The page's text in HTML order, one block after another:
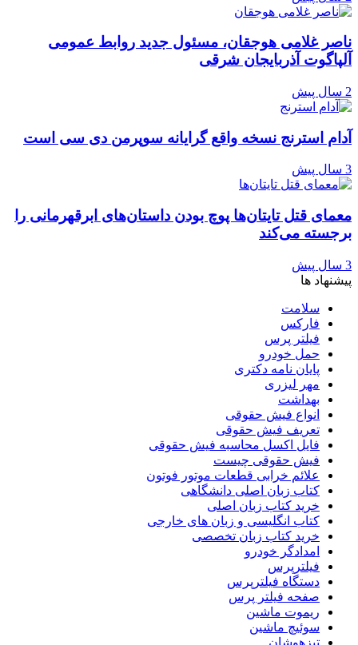
ناصر غلامی هوجقان، مسئول جدید روابط عمومی
آلپاگوت آذربایجان شرقی
2 سال پیش
آدام استرنج نسخه واقع گرایانه سوپرمن دی سی است
3 سال پیش
معمای قتل تایتان‌ها پوچ بودن داستان‌های ابرقهرمانی را
برجسته می‌کند
3 سال پیش
پیشنهاد ها
سلامت
فارکس
فیلتر پرس
حمل خودرو
پایان نامه دکتری
مهر لیزری
بهداشت
انواع فیش حقوقی
تعریف فیش حقوقی
فایل اکسل محاسبه فیش حقوقی
فیش حقوقی چیست
علائم خرابی قطعات موتور فوتون
کتاب زبان اصلی دانشگاهی
خرید کتاب زبان اصلی
کتاب انگلیسی و زبان های خارجی
خرید کتاب زبان تخصصی
امدادگر خودرو
فیلترپرس
دستگاه فیلترپرس
صفحه فیلتر پرس
ریموت ماشین
سوئیچ ماشین
تیزهوشان